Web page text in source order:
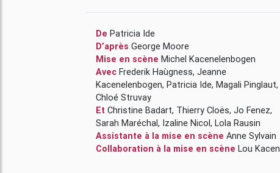
De
Patricia Ide
D’après
George Moore
Mise en scène
Michel Kacenelenbogen
Avec
Frederik Haùgness, Jeanne
Kacenelenbogen, Patricia Ide, Magali Pinglaut,
Chloé Struvay
Et Christine Badart, Thierry Cloës, Jo Fenez,
Sarah Maréchal, Izaline Nicol, Lola Rausin
Assistante à la mise en scène
Anne Sylvain
Collaboration à la mise en scène Lou Kacen